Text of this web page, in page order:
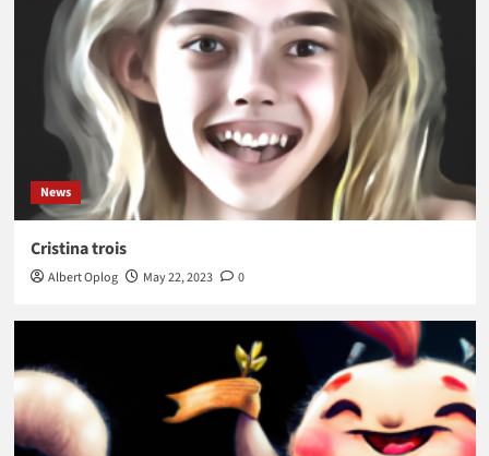
News
Cristina trois
Albert Oplog May 22, 2023 0